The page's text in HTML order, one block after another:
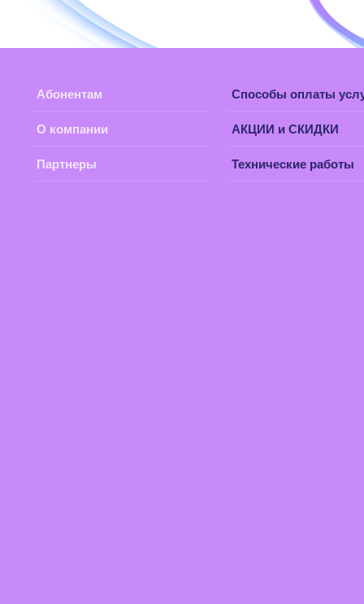
Абонентам
О компании
Партнеры
Способы оплаты
АКЦИИ и СКИДКИ
Технические работы